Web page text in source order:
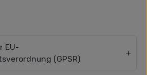
EU-
(GPSR)